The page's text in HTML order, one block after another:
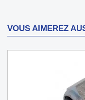
VOUS AIMEREZ